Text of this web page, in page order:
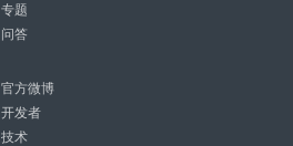
专题
问答
官方微博
开发者
技术